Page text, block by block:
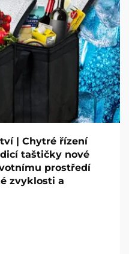
| Chytré řízení
taštičky nové
prostředí
zvyklosti a